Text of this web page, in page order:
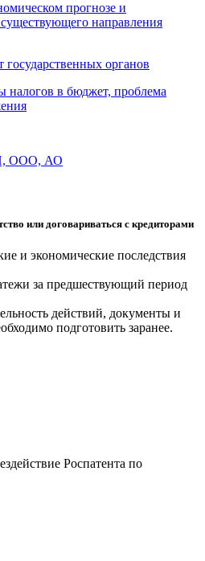
прогнозе и
направления
органов
в бюджет, проблема
ООО, АО
или договариваться с кредиторами
и экономические последствия
за предшествующий период
действий, документы и
подготовить заранее.
Роспатента по